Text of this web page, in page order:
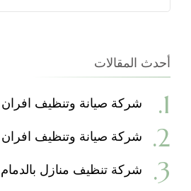
عن:
أحدث المقالات
شركة صيانة وتنظيف افران
شركة صيانة وتنظيف
شركة تنظيف منازل بالدمام